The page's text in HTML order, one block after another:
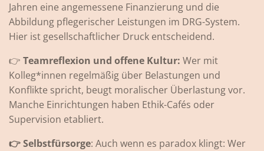
Jahren eine angemessene Finanzierung und die
Abbildung pflegerischer Leistungen im DRG-System.
Hier ist gesellschaftlicher Druck entscheidend.
👉 Teamreflexion und offene Kultur: Wer mit
Kolleg*innen regelmäßig über Belastungen und
Konflikte spricht, beugt moralischer Überlastung vor.
Manche Einrichtungen haben Ethik-Cafés oder
Supervision etabliert.
👉 Selbstfürsorge: Auch wenn es paradox klingt: Wer